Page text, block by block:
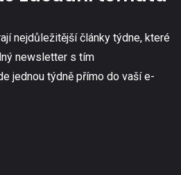
nejdůležitější články týdne, které
newsletter s tím
jednou týdně přímo do vaší e-